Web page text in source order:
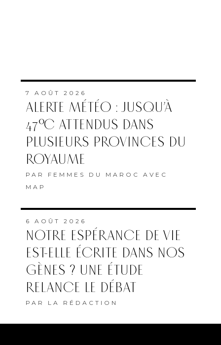
7 AOÛT 2026
ALERTE MÉTÉO : JUSQU’À
47°C ATTENDUS DANS
PLUSIEURS PROVINCES DU
ROYAUME
PAR FEMMES DU MAROC AVEC
MAP
6 AOÛT 2026
NOTRE ESPÉRANCE DE VIE
EST-ELLE ÉCRITE DANS NOS
GÈNES ? UNE ÉTUDE
RELANCE LE DÉBAT
PAR LA RÉDACTION